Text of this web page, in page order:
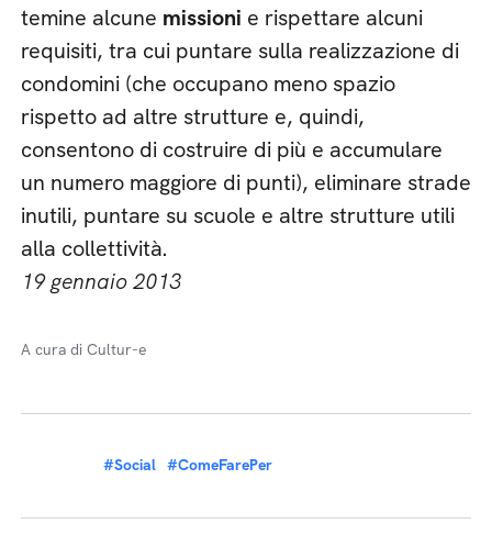
temine alcune missioni e rispettare alcuni
requisiti, tra cui puntare sulla realizzazione di
condomini (che occupano meno spazio
rispetto ad altre strutture e, quindi,
consentono di costruire di più e accumulare
un numero maggiore di punti), eliminare strade
inutili, puntare su scuole e altre strutture utili
alla collettività.
19 gennaio 2013
A cura di Cultur-e
#Social #ComeFarePer